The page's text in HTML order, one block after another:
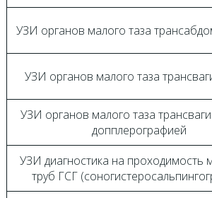
УЗИ органов малого таза
УЗИ органов малого таза
УЗИ органов малого таза
допплерографией
УЗИ диагностика на проходимость
труб ГСГ